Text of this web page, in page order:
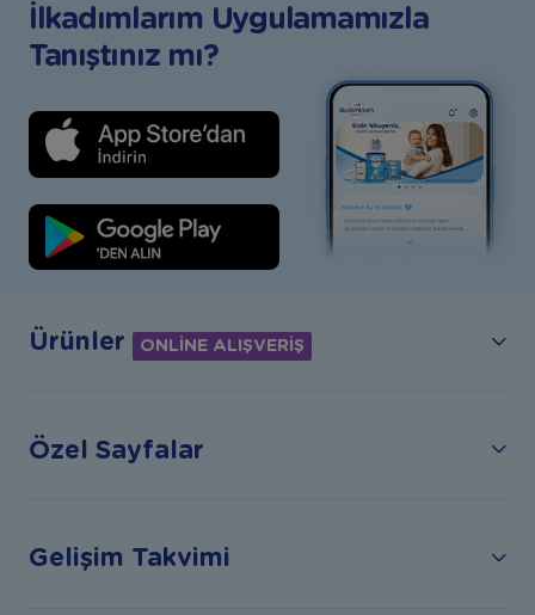
İlkadımlarım Uygulamamızla
Tanıştınız mı?
Ürünler ONLİNE ALIŞVERİŞ
Özel Sayfalar
Gelişim Takvimi